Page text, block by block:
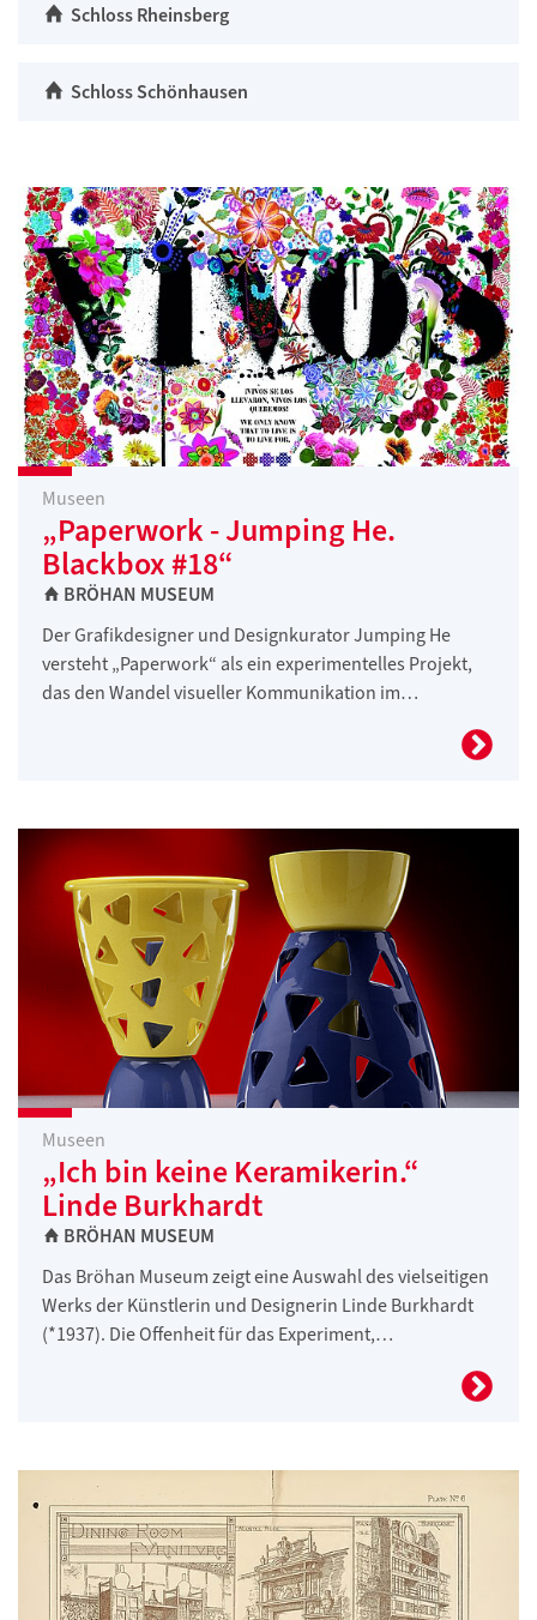
Schloss Rheinsberg
Schloss Schönhausen
Museen
„Paperwork - Jumping He.
Blackbox #18“
BRÖHAN MUSEUM
Der Grafikdesigner und Designkurator Jumping He
versteht „Paperwork“ als ein experimentelles Projekt,
das den Wandel visueller Kommunikation im…
Museen
„Ich bin keine Keramikerin.“
Linde Burkhardt
BRÖHAN MUSEUM
Das Bröhan Museum zeigt eine Auswahl des vielseitigen
Werks der Künstlerin und Designerin Linde Burkhardt
(*1937). Die Offenheit für das Experiment,…